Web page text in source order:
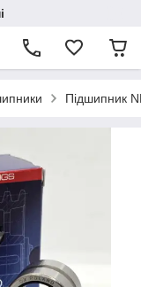
Підшипник